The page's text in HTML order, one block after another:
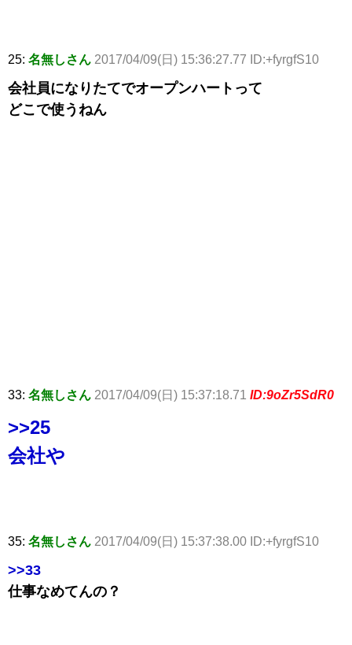
25: 名無しさん 2017/04/09(日) 15:36:27.77 ID:+fyrgfS10
会社員になりたてでオープンハートって
どこで使うねん
33: 名無しさん 2017/04/09(日) 15:37:18.71 ID:9oZr5SdR0
>>25
会社や
35: 名無しさん 2017/04/09(日) 15:37:38.00 ID:+fyrgfS10
>>33
仕事なめてんの？